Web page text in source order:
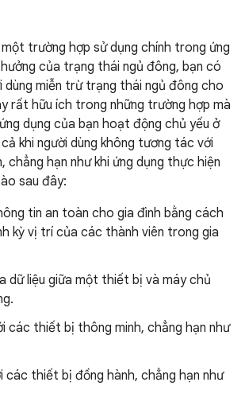
trường hợp sử dụng chính trong ứng
của trạng thái ngủ đông, bạn có
dùng miễn trừ trạng thái ngủ đông cho
rất hữu ích trong những trường hợp mà
dụng của bạn hoạt động chủ yếu ở
khi người dùng không tương tác với
chẳng hạn như khi ứng dụng thực hiện
sau đây:
tin an toàn cho gia đình bằng cách
kỳ vị trí của các thành viên trong gia
dữ liệu giữa một thiết bị và máy chủ
các thiết bị thông minh, chẳng hạn như
các thiết bị đồng hành, chẳng hạn như